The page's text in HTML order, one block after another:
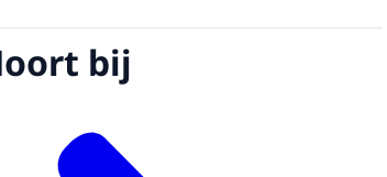
bij